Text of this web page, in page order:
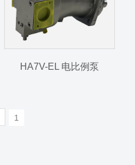
HA7V-EL 电比例泵
1